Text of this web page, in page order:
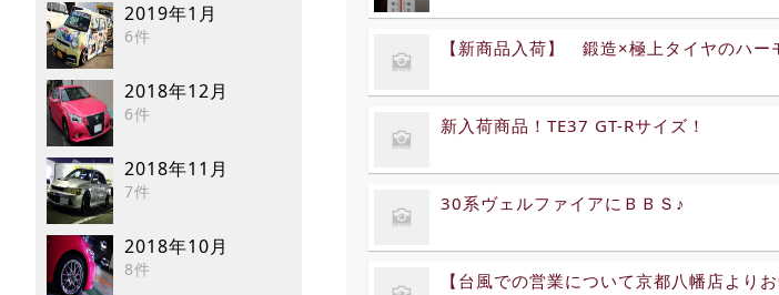
2019年1月
6件
2018年12月
6件
2018年11月
7件
2018年10月
8件
【新商品入荷】 鍛造×極上タイヤのハー
新入荷商品！TE37 GT-Rサイズ！
30系ヴェルファイアにＢＢＳ♪
【台風での営業について京都八幡店よりお